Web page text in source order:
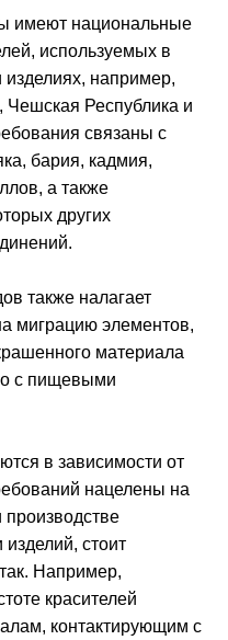
имеют национальные
используемых в
например,
Республика и
связаны с
бария, кадмия,
а также
других
также налагает
миграцию элементов,
материала
с пищевыми
в зависимости от
нацелены на
производстве
стоит
Например,
красителей
контактирующим с